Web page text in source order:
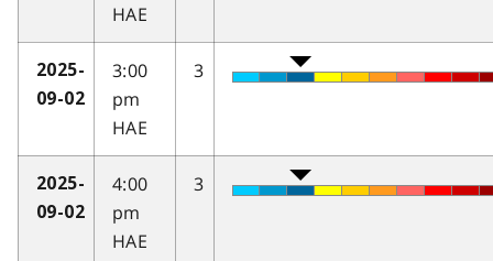
HAE
2025-
09-02
3:00
pm
HAE
3
2025-
09-02
4:00
pm
HAE
3